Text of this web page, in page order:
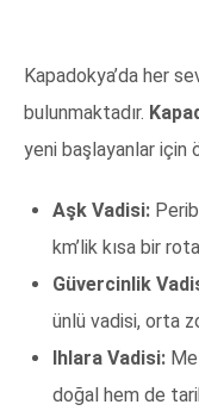
Kapadokya’da her
bulunmaktadır.
yeni başlayanlar için
Aşk Vadisi:
km’lik kısa bir
Güvercinlik
ünlü vadisi, orta
Ihlara Vadisi:
doğal hem de